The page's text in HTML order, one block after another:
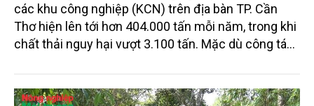
các khu công nghiệp (KCN) trên địa bàn TP. Cần
Thơ hiện lên tới hơn 404.000 tấn mỗi năm, trong khi
chất thải nguy hại vượt 3.100 tấn. Mặc dù công tác
đúng quy định, nhưng việc thiếu các cơ sở xử lý đạt
chuẩn tại địa phương và khu vực Đồng bằng sông